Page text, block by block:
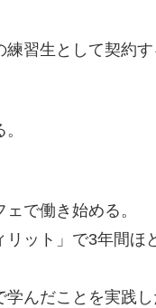
習生として契約す
で働き始める。
ット」で3年間
んだことを実践